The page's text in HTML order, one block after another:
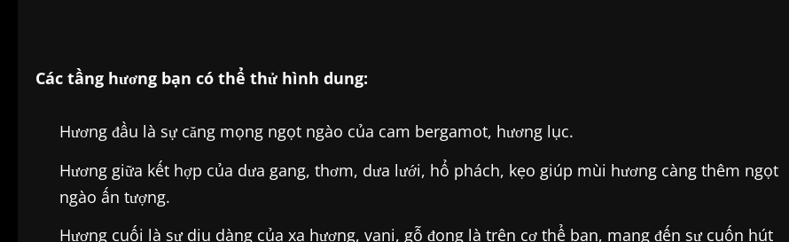
Các tầng hương bạn có thể thử hình dung:
Hương đầu là sự căng mọng ngọt ngào của cam bergamot, hương lục.
Hương giữa kết hợp của dưa gang, thơm, dưa lưới, hổ phách, kẹo giúp mùi hương càng thêm ngọt
ngào ấn tượng.
Hương cuối là sự dịu dàng của xạ hương, vani, gỗ đọng là trên cơ thể bạn, mang đến sự cuốn hút